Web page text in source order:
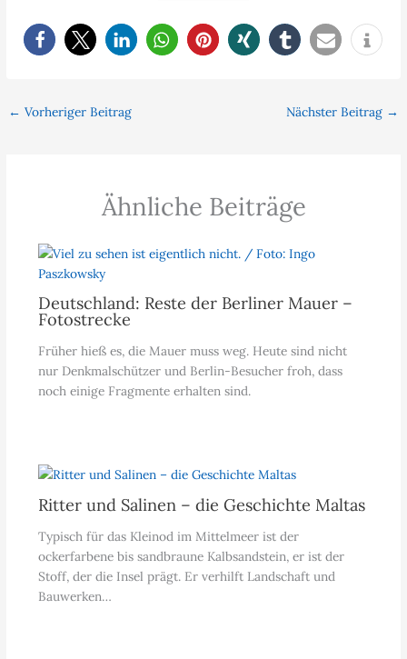
← Vorheriger Beitrag Nächster Beitrag →
Ähnliche Beiträge
Deutschland: Reste der Berliner Mauer –
Fotostrecke
Früher hieß es, die Mauer muss weg. Heute sind nicht
nur Denkmalschützer und Berlin-Besucher froh, dass
noch einige Fragmente erhalten sind.
Ritter und Salinen – die Geschichte Maltas
Typisch für das Kleinod im Mittelmeer ist der
ockerfarbene bis sandbraune Kalbsandstein, er ist der
Stoff, der die Insel prägt. Er verhilft Landschaft und
Bauwerken…